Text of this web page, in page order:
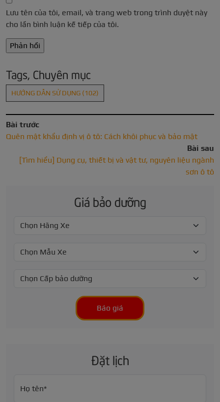
Lưu tên của tôi, email, và trang web trong trình duyệt này
cho lần bình luận kế tiếp của tôi.
Tags, Chuyên mục
HƯỚNG DẪN SỬ DỤNG (102)
Bài trước
Quên mật khẩu định vị ô tô: Cách khôi phục và bảo mật
Bài sau
[Tìm hiểu] Dụng cụ, thiết bị và vật tư, nguyên liệu ngành
sơn ô tô
Giá bảo dưỡng
Báo giá
Đặt lịch
Họ tên*